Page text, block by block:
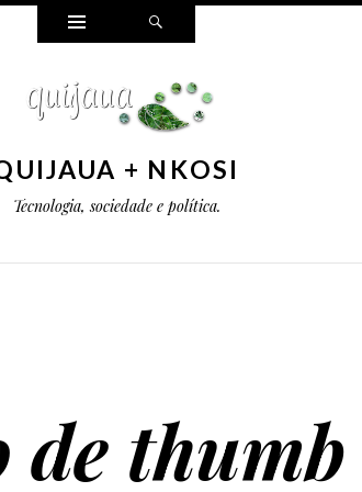
Widgets
+ NKOSI
Tecnologia, sociedade e política.